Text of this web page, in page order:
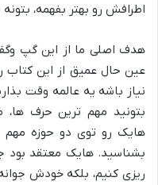
اطرافش رو بهتر بفهمه، بتونه
هدف اصلی ما از این گپ
عین حال عمیق از این کتاب
نیاز باشه یه عالمه وقت
بتونید مهم ترین حرف ها،
هایک رو توی دو حوزه
بشناسید. هایک معتقد بود
ریزی کنیم، بلکه خودش